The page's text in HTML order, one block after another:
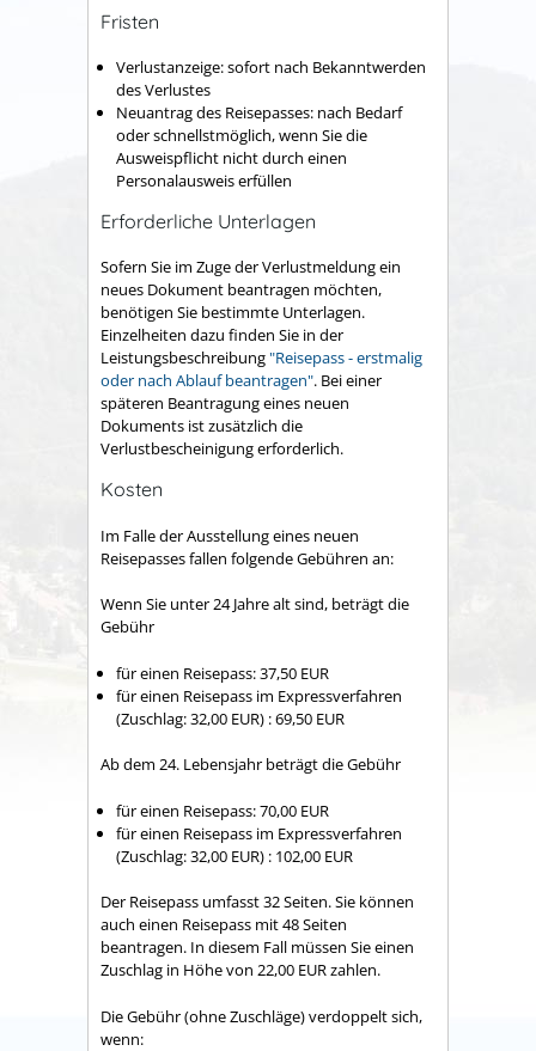
Fristen
Verlustanzeige: sofort nach Bekanntwerden
des Verlustes
Neuantrag des Reisepasses: nach Bedarf
oder schnellstmöglich, wenn Sie die
Ausweispflicht nicht durch einen
Personalausweis erfüllen
Erforderliche Unterlagen
Sofern Sie im Zuge der Verlustmeldung ein
neues Dokument beantragen möchten,
benötigen Sie bestimmte Unterlagen.
Einzelheiten dazu finden Sie in der
Leistungsbeschreibung"Reisepass - erstmalig
oder nach Ablauf beantragen". Bei einer
späteren Beantragung eines neuen
Dokuments ist zusätzlich die
Verlustbescheinigung erforderlich.
Kosten
Im Falle der Ausstellung eines neuen
Reisepasses fallen folgende Gebühren an:
Wenn Sie unter 24 Jahre alt sind, beträgt die
Gebühr
für einen Reisepass: 37,50 EUR
für einen Reisepass im Expressverfahren
(Zuschlag: 32,00 EUR) : 69,50 EUR
Ab dem 24. Lebensjahr beträgt die Gebühr
für einen Reisepass: 70,00 EUR
für einen Reisepass im Expressverfahren
(Zuschlag: 32,00 EUR) : 102,00 EUR
Der Reisepass umfasst 32 Seiten. Sie können
auch einen Reisepass mit 48 Seiten
beantragen. In diesem Fall müssen Sie einen
Zuschlag in Höhe von 22,00 EUR zahlen.
Die Gebühr (ohne Zuschläge) verdoppelt sich,
wenn: